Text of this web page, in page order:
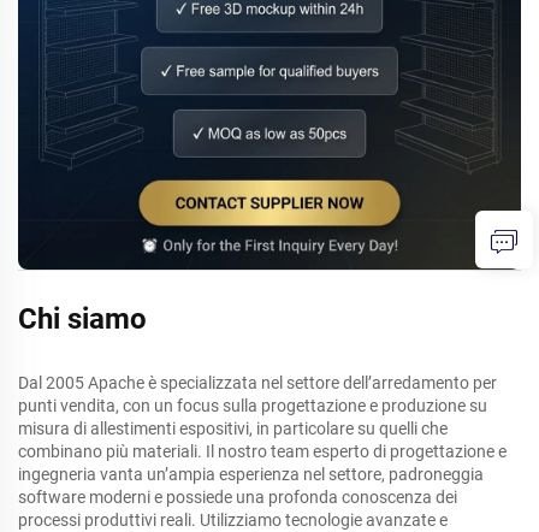
Chi siamo
Dal 2005 Apache è specializzata nel settore dell’arredamento per
punti vendita, con un focus sulla progettazione e produzione su
misura di allestimenti espositivi, in particolare su quelli che
combinano più materiali. Il nostro team esperto di progettazione e
ingegneria vanta un’ampia esperienza nel settore, padroneggia
software moderni e possiede una profonda conoscenza dei
processi produttivi reali. Utilizziamo tecnologie avanzate e